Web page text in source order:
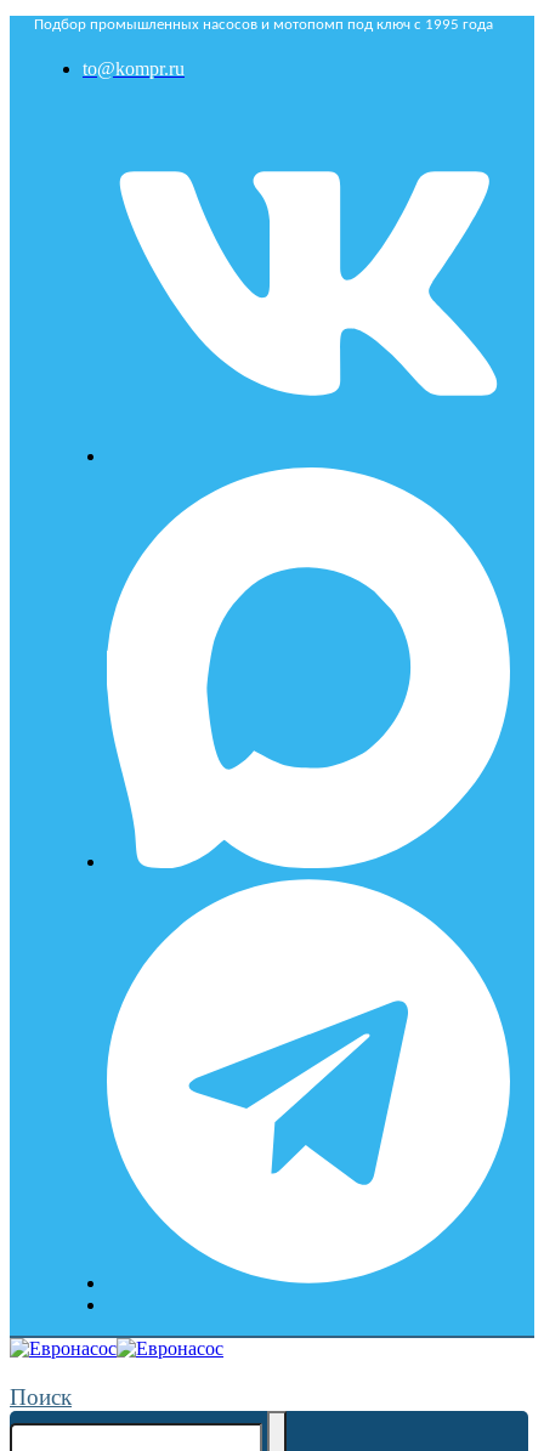
Подбор промышленных насосов и мотопомп под ключ с 1995 года
to@kompr.ru
Поиск